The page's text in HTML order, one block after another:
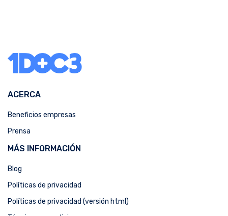
ACERCA
Beneficios empresas
Prensa
MÁS INFORMACIÓN
Blog
Políticas de privacidad
Políticas de privacidad (versión html)